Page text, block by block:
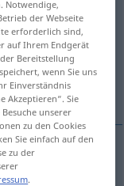
antippen)
Notwendige,
der Webseite
erforderlich sind,
auf Ihrem Endgerät
Bereitstellung
wenn Sie uns
Einverständnis
Akzeptieren“. Sie
unserer
zu den Cookies
Sie einfach auf den
zu der
.